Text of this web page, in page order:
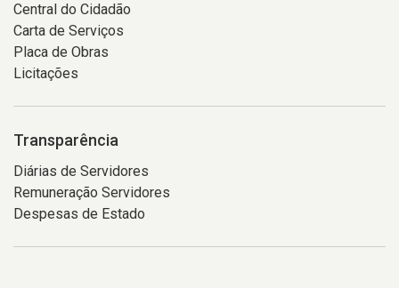
Central do Cidadão
Carta de Serviços
Placa de Obras
Licitações
Transparência
Diárias de Servidores
Remuneração Servidores
Despesas de Estado